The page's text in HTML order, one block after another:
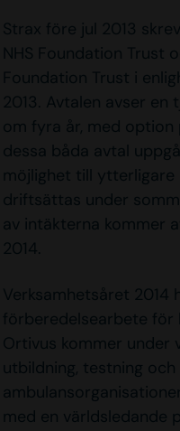
Strax före jul 2013
NHS Foundation Trust
Foundation Trust i
2013. Avtalen avser
om fyra år, med option
dessa båda avtal
möjlighet till ytterligare
driftsättas under
av intäkterna kommer
2014.
Verksamhetsåret
förberedelsearbete för
Ortivus kommer under
utbildning, testning
med en världsledande